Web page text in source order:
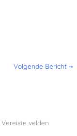
Volgende Bericht →
Vereiste velden